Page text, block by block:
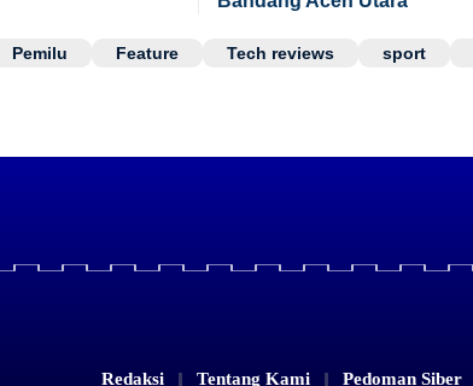
Pemilu Feature Tech reviews sport
Redaksi Tentang Kami Pedoman Siber